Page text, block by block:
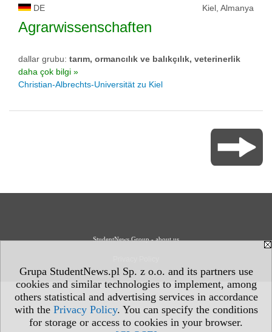
Grupa StudentNews.pl Sp. z o.o. and its partners use
cookies and similar technologies to implement, among
others statistical and advertising services in accordance
with the Privacy Policy. You can specify the conditions
for storage or access to cookies in your browser.
DE Kiel, Almanya
Agrarwissenschaften
dallar grubu: tarım, ormancılık ve balıkçılık, veterinerlik
daha çok bilgi »
Christian-Albrechts-Universität zu Kiel
StudentNews Group - about us